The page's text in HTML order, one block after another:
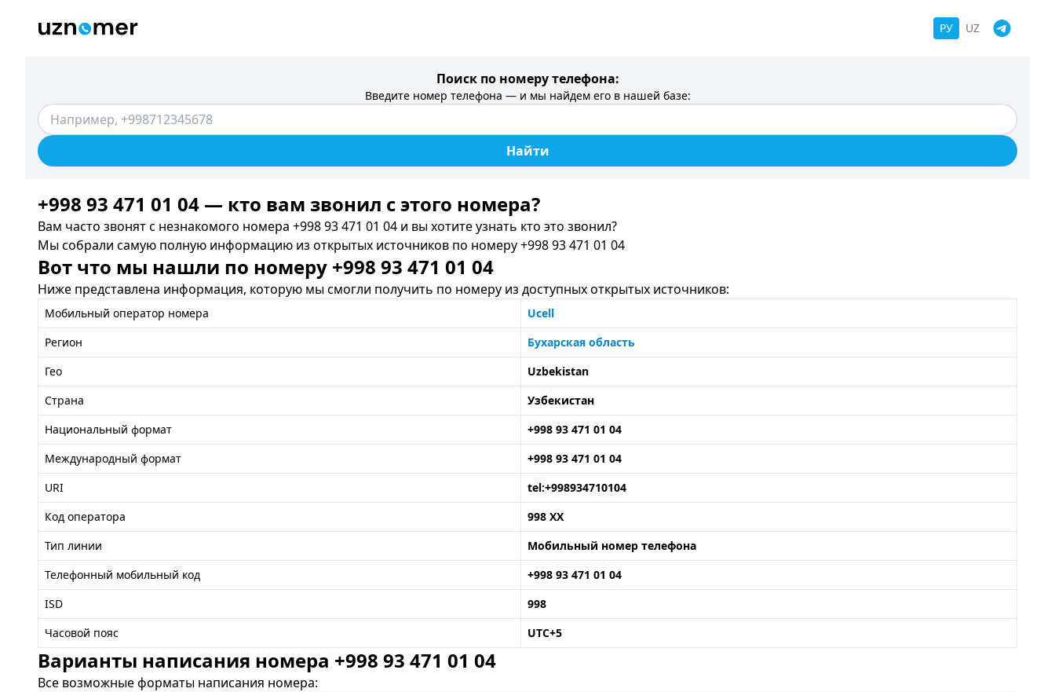
РУ UZ
Поиск по номеру телефона:
Введите номер телефона — и мы найдем его в нашей базе:
Найти
+998 93 471 01 04 — кто вам звонил c этого номера?
Вам часто звонят с незнакомого номера +998 93 471 01 04 и вы хотите узнать кто это звонил?
Мы собрали самую полную информацию из открытых источников по номеру +998 93 471 01 04
Вот что мы нашли по номеру +998 93 471 01 04
Ниже представлена информация, которую мы смогли получить по номеру из доступных открытых источников:
Мобильный оператор номера
Ucell
Регион
Бухарская область
Гео
Uzbekistan
Страна
Узбекистан
Национальный формат
+998 93 471 01 04
Международный формат
+998 93 471 01 04
URI
tel:+998934710104
Код оператора
998 XX
Тип линии
Мобильный номер телефона
Телефонный мобильный код
+998 93 471 01 04
ISD
998
Часовой пояс
UTC+5
Варианты написания номера +998 93 471 01 04
Все возможные форматы написания номера: